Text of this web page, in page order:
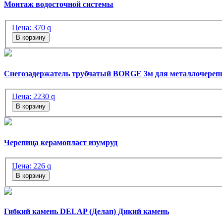
Монтаж водосточной системы
Цена: 370 q
В корзину
Снегозадержатель трубчатый BORGE 3м для
Цена: 2230 q
В корзину
Черепица керамопласт изумруд
Цена: 226 q
В корзину
Гибкий камень DELAP (Делап) Дикий камень